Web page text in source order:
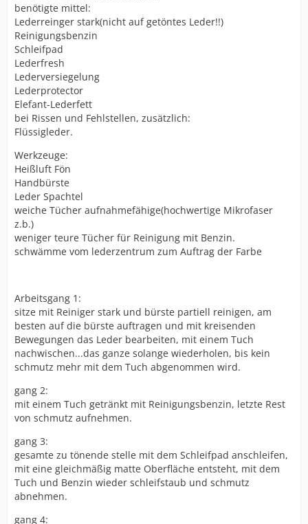
benötigte mittel:
Lederreinger stark(nicht auf getöntes Leder!!)
Reinigungsbenzin
Schleifpad
Lederfresh
Lederversiegelung
Lederprotector
Elefant-Lederfett
bei Rissen und Fehlstellen, zusätzlich:
Flüssigleder.
Werkzeuge:
Heißluft Fön
Handbürste
Leder Spachtel
weiche Tücher aufnahmefähige(hochwertige Mikrofaser
z.b.)
weniger teure Tücher für Reinigung mit Benzin.
schwämme vom lederzentrum zum Auftrag der Farbe
Arbeitsgang 1:
sitze mit Reiniger stark und bürste partiell reinigen, am
besten auf die bürste auftragen und mit kreisenden
Bewegungen das Leder bearbeiten, mit einem Tuch
nachwischen...das ganze solange wiederholen, bis kein
schmutz mehr mit dem Tuch abgenommen wird.
gang 2:
mit einem Tuch getränkt mit Reinigungsbenzin, letzte Rest
von schmutz aufnehmen.
gang 3:
gesamte zu tönende stelle mit dem Schleifpad anschleifen,
mit eine gleichmäßig matte Oberfläche entsteht, mit dem
Tuch und Benzin wieder schleifstaub und schmutz
abnehmen.
gang 4: